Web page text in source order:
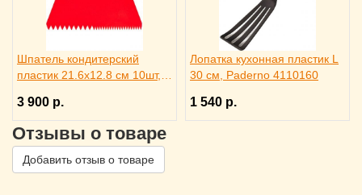
Шпатель кондитерский
пластик 21.6х12.8 см 10шт,
3 900 р.
Лопатка кухонная пластик L
30 см, Paderno 4110160
1 540 р.
Отзывы о товаре
Добавить отзыв о товаре